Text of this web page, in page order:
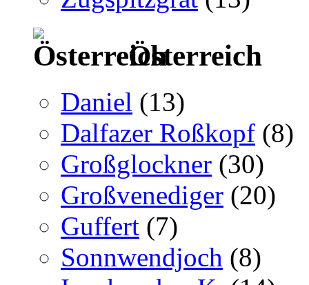
Österreich
Daniel (13)
Dalfazer Roßkopf (8)
Großglockner (30)
Großvenediger (20)
Guffert (7)
Sonnwendjoch (8)